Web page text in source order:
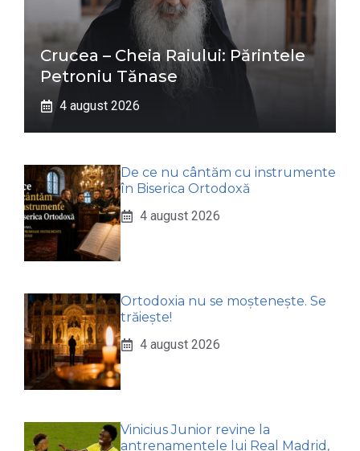
Crucea – Cheia Raiului: Părintele
Petroniu Tănase
4 august 2026
De ce nu cântăm cu instrumente
în Biserica Ortodoxă
4 august 2026
Ortodoxia nu se moștenește. Se
trăiește!
4 august 2026
Vinicius Junior revine la
antrenamentele lui Real Madrid,